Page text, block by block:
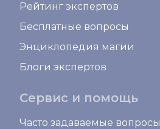
Рейтинг экспертов
Бесплатные вопросы
Энциклопедия магии
Блоги экспертов
Сервис и помощь
Часто задаваемые вопросы